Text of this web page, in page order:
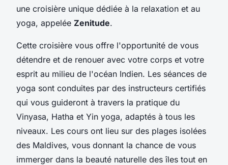
une croisière unique dédiée à la relaxation et au
yoga, appelée Zenitude.
Cette croisière vous offre l'opportunité de vous
détendre et de renouer avec votre corps et votre
esprit au milieu de l'océan Indien. Les séances de
yoga sont conduites par des instructeurs certifiés
qui vous guideront à travers la pratique du
Vinyasa, Hatha et Yin yoga, adaptés à tous les
niveaux. Les cours ont lieu sur des plages isolées
des Maldives, vous donnant la chance de vous
immerger dans la beauté naturelle des îles tout en